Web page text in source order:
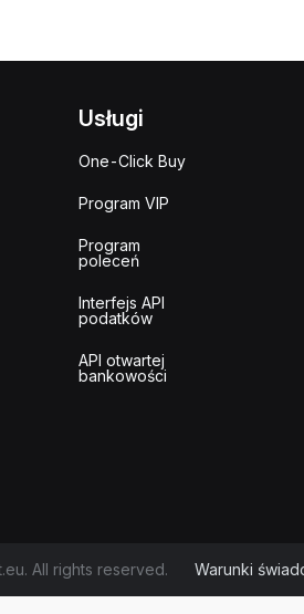
Usługi
One-Click Buy
Program VIP
Program
poleceń
Interfejs API
podatków
API otwartej
bankowości
All rights reserved. Warunki